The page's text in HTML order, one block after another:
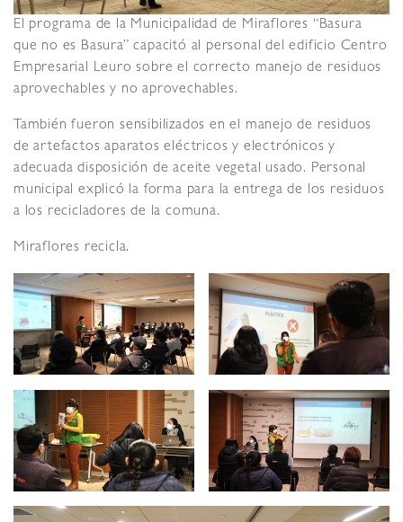
El programa de la Municipalidad de Miraflores “Basura
que no es Basura” capacitó al personal del edificio Centro
Empresarial Leuro sobre el correcto manejo de residuos
aprovechables y no aprovechables.
También fueron sensibilizados en el manejo de residuos
de artefactos aparatos eléctricos y electrónicos y
adecuada disposición de aceite vegetal usado. Personal
municipal explicó la forma para la entrega de los residuos
a los recicladores de la comuna.
Miraflores recicla.